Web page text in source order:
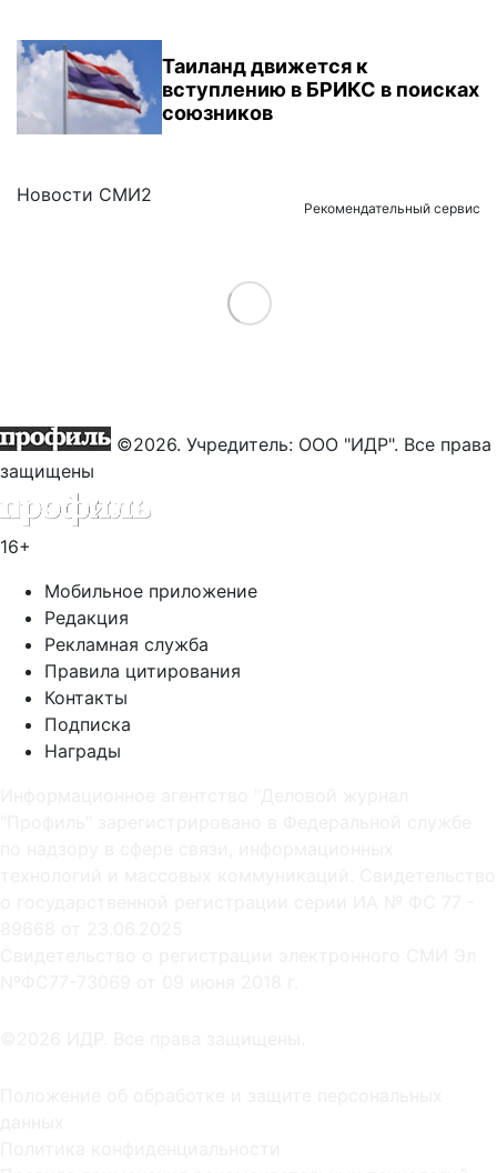
Таиланд движется к
вступлению в БРИКС в поисках
союзников
Новости СМИ2
Рекомендательный сервис
Load More
©2026. Учредитель: ООО "ИДР". Все права
защищены
16+
Мобильное приложение
Редакция
Рекламная служба
Правила цитирования
Контакты
Подписка
Награды